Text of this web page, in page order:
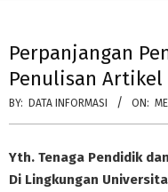
Perpanjangan
Penulisan
BY: DATA INFORMASI ON:
Yth. Tenaga Pendidik
Di Lingkungan